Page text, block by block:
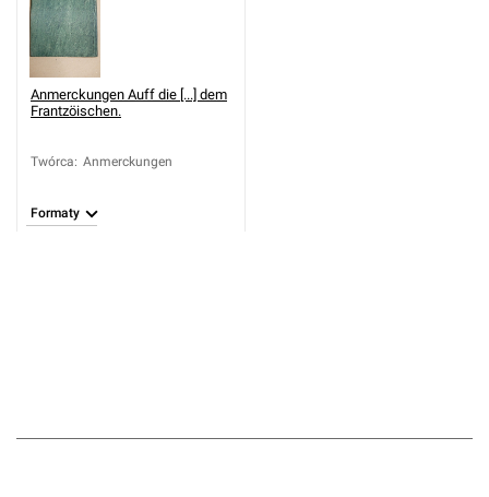
Anmerckungen Auff die [...] dem
Frantzöischen.
Twórca: Anmerckungen
Formaty